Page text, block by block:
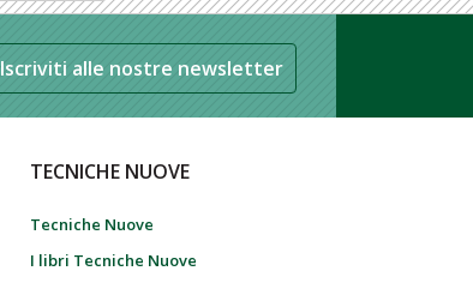
Iscriviti alle nostre newsletter
TECNICHE NUOVE
Tecniche Nuove
I libri Tecniche Nuove